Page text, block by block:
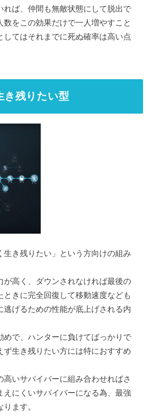
れば、仲間も無敵状態にして脱出で
数をこの効果だけで一人増やすこと
してはそれまでに死ぬ確率は高い点
き残りたい型
生き残りたい」という方向けの組み
が高く、ダウンされなければ最後の
ときに完全回復して移動速度なども
逃げるための性能が底上げされる内
めで、ハンターに負けてばっかりで
ず生き残りたい方には特におすすめ
高いサバイバーに組み合わせればさ
えにくいサバイバーになる為、最強
ます。